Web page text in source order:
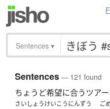
Sentences ▾
Sentences— 121 found
ちょうど希望に合うツアー
さいしょうけいこうにんずう ご